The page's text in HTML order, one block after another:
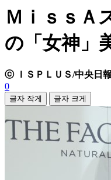
ＭｉｓｓＡ
の「女神」
ⓒ ＩＳＰＬＵＳ/中央日
0
글자 작게 글자 크게